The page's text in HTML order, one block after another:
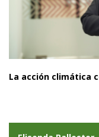
La acción climática